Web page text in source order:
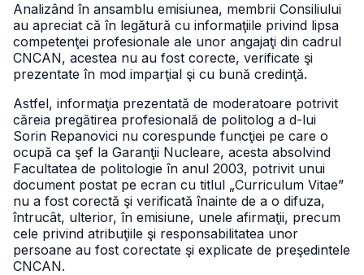
Analizând în ansamblu emisiunea, membrii Consiliului
au apreciat că în legătură cu informaţiile privind lipsa
competenţei profesionale ale unor angajaţi din cadrul
CNCAN, acestea nu au fost corecte, verificate şi
prezentate în mod imparţial şi cu bună credinţă.
Astfel, informaţia prezentată de moderatoare potrivit
căreia pregătirea profesională de politolog a d-lui
Sorin Repanovici nu corespunde funcţiei pe care o
ocupă ca şef la Garanţii Nucleare, acesta absolvind
Facultatea de politologie în anul 2003, potrivit unui
document postat pe ecran cu titlul „Curriculum Vitae”
nu a fost corectă şi verificată înainte de a o difuza,
întrucât, ulterior, în emisiune, unele afirmaţii, precum
cele privind atribuţiile şi responsabilitatea unor
persoane au fost corectate şi explicate de preşedintele
CNCAN.